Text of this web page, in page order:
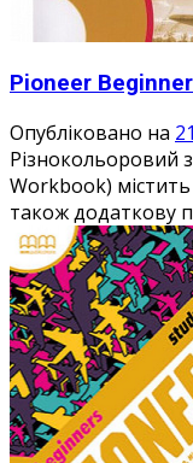
Pioneer
Опубліковано на
Різнокольоровий
Workbook)
також додаткову